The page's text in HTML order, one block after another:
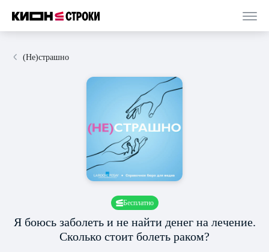
(Не)страшно
Бесплатно
Я боюсь заболеть и не найти денег на лечение.
Сколько стоит болеть раком?